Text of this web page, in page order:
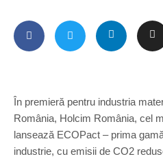
În premieră pentru industria
România, Holcim România, cel
lansează ECOPact – prima
industrie, cu emisii de CO2